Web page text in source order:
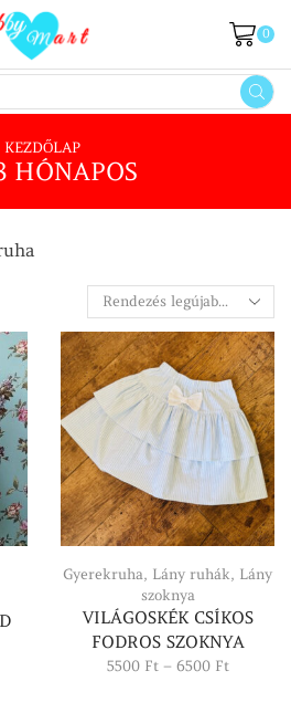
0
KEZDŐLAP
HÓNAPOS
Gyerekruha, Lány ruhák, Lány
szoknya
VILÁGOSKÉK CSÍKOS
FODROS SZOKNYA
5500 Ft – 6500 Ft